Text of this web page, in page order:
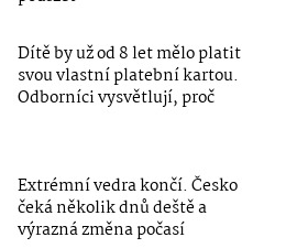
Dítě by už od 8 let mělo platit
svou vlastní platební kartou.
Odborníci vysvětlují, proč
Extrémní vedra končí. Česko
čeká několik dnů deště a
výrazná změna počasí